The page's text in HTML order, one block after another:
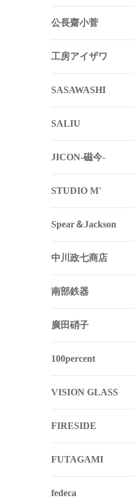
公長齋小菅
工房アイザワ
SASAWASHI
SALIU
JICON-磁今-
STUDIO M'
Spear＆Jackson
中川政七商店
南部鉄器
廣田硝子
100percent
VISION GLASS
FIRESIDE
FUTAGAMI
fedeca